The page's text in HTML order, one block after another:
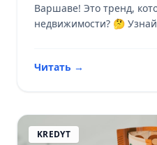
Варшаве! Это тренд,
недвижимости? 🤔
Читать →
KREDYT